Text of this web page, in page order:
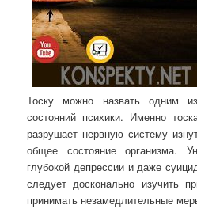
Тоску можно назвать одним
состояний психики. Именно
разрушает нервную систему
общее состояние организма.
глубокой депрессии и даже
следует досконально изучить
принимать незамедлительные